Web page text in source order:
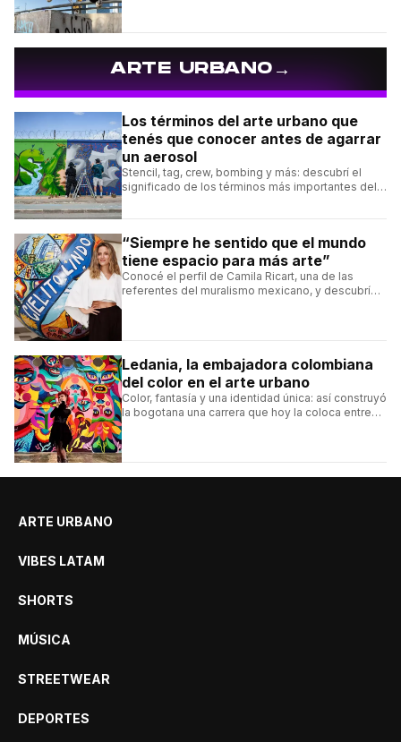
ARTE URBANO→
Los términos del arte urbano que
tenés que conocer antes de agarrar
un aerosol
Stencil, tag, crew, bombing y más: descubrí el
significado de los términos más importantes del
“Siempre he sentido que el mundo
tiene espacio para más arte”
Conocé el perfil de Camila Ricart, una de las
referentes del muralismo mexicano, y descubrí
Ledania, la embajadora colombiana
del color en el arte urbano
Color, fantasía y una identidad única: así construyó
la bogotana una carrera que hoy la coloca entre
ARTE URBANO
VIBES LATAM
SHORTS
MÚSICA
STREETWEAR
DEPORTES